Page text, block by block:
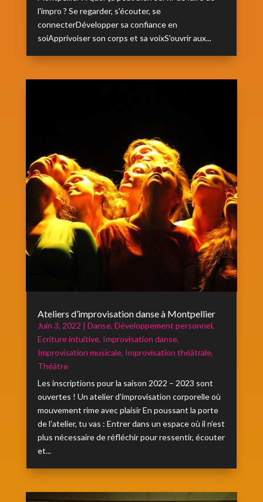
l'impro ? Se regarder, s'écouter, se
connecterDévelopper sa confiance en
soiApprivoiser son corps et sa voixS'ouvrir aux...
Ateliers d’improvisation danse à Montpellier
Juin 3, 2022 | Danse, Développement personnel,
Ecriture intuitive, Improvisation danse,
Improvisation musicale, Improvisation théâtrale,
Théâtre
Les inscriptions pour la saison 2022 – 2023 sont
ouvertes ! Un atelier d’improvisation corporelle où
mouvement rime avec plaisir En poussant la porte
de l’atelier, tu vas : Entrer dans un espace où il n’est
plus nécessaire de réfléchir pour ressentir, écouter
et...